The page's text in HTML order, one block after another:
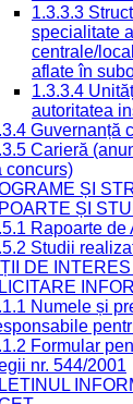
1.3.3.3
specialitate
centrale/
aflate în
1.3.3.4
autoritatea
Guvernanță
Carieră
concurs)
ȘI
ȘI
Rapoarte de
Studii
DE
Numele și
Formular
nr. 544/2001